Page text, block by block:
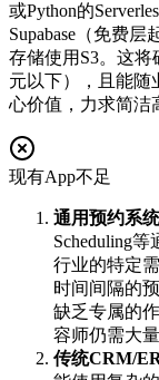
或Python的
Supabase（免费层
存储使用S3。这
元以下），且能随
心价值，力求简洁
现有App不足
通用预约系统
Scheduling
行业的特定
时间间隔的
缺乏专属的
容师仍需大
传统CRM/